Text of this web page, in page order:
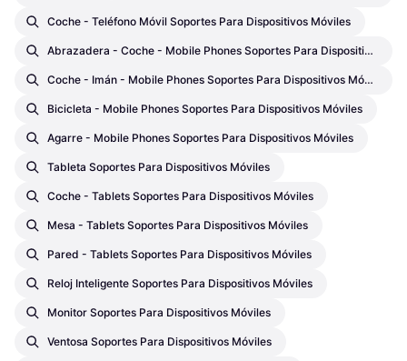
Coche - Teléfono Móvil Soportes Para Dispositivos Móviles
Abrazadera - Coche - Mobile Phones Soportes Para Dispositivos Móviles
Coche - Imán - Mobile Phones Soportes Para Dispositivos Móviles
Bicicleta - Mobile Phones Soportes Para Dispositivos Móviles
Agarre - Mobile Phones Soportes Para Dispositivos Móviles
Tableta Soportes Para Dispositivos Móviles
Coche - Tablets Soportes Para Dispositivos Móviles
Mesa - Tablets Soportes Para Dispositivos Móviles
Pared - Tablets Soportes Para Dispositivos Móviles
Reloj Inteligente Soportes Para Dispositivos Móviles
Monitor Soportes Para Dispositivos Móviles
Ventosa Soportes Para Dispositivos Móviles